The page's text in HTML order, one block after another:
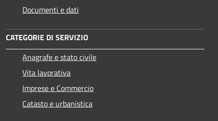
Documenti e dati
CATEGORIE DI SERVIZIO
Anagrafe e stato civile
Vita lavorativa
Imprese e Commercio
Catasto e urbanistica